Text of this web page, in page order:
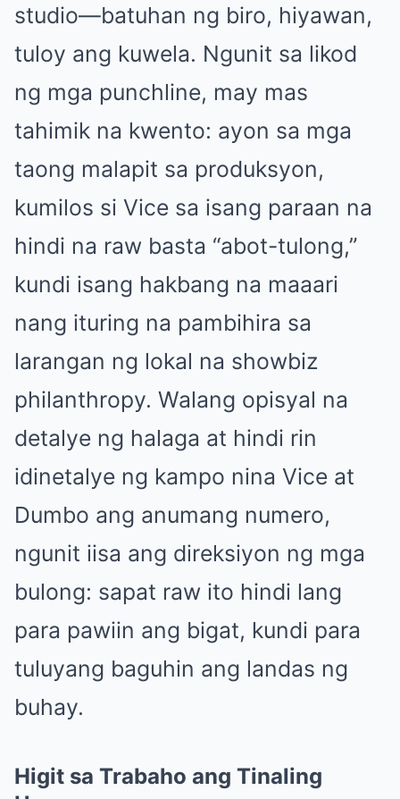
studio—batuhan ng biro, hiyawan,
tuloy ang kuwela. Ngunit sa likod
ng mga punchline, may mas
tahimik na kwento: ayon sa mga
taong malapit sa produksyon,
kumilos si Vice sa isang paraan na
hindi na raw basta “abot-tulong,”
kundi isang hakbang na maaari
nang ituring na pambihira sa
larangan ng lokal na showbiz
philanthropy. Walang opisyal na
detalye ng halaga at hindi rin
idinetalye ng kampo nina Vice at
Dumbo ang anumang numero,
ngunit iisa ang direksiyon ng mga
bulong: sapat raw ito hindi lang
para pawiin ang bigat, kundi para
tuluyang baguhin ang landas ng
buhay.
Higit sa Trabaho ang Tinaling